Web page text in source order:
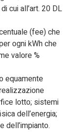
cui all’art. 20 DL
(fee) che
ogni kWh che
valore %
equamente
lotto; sistemi
dell’energia;
dell’impianto.